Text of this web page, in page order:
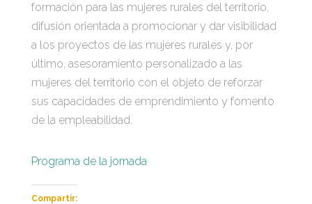
formación para las mujeres rurales del territorio,
difusión orientada a promocionar y dar visibilidad
a los proyectos de las mujeres rurales y, por
último, asesoramiento personalizado a las
mujeres del territorio con el objeto de reforzar
sus capacidades de emprendimiento y fomento
de la empleabilidad.
Programa de la jornada
Compartir: